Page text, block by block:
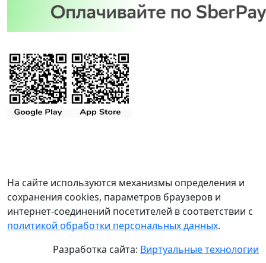
На сайте используются механизмы определения и
сохранения cookies, параметров браузеров и
интернет-соединений посетителей в соответствии с
политикой обработки персональных данных.
Разработка сайта: Виртуальные технологии